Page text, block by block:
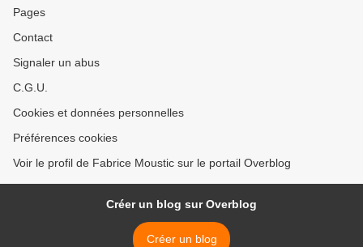
Pages
Contact
Signaler un abus
C.G.U.
Cookies et données personnelles
Préférences cookies
Voir le profil de Fabrice Moustic sur le portail Overblog
Créer un blog sur Overblog
Créer un blog